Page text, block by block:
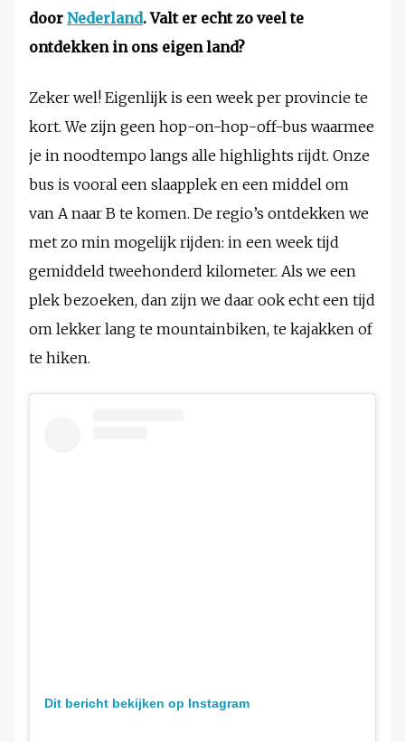
door Nederland. Valt er echt zo veel te
ontdekken in ons eigen land?
Zeker wel! Eigenlijk is een week per provincie te
kort. We zijn geen hop-on-hop-off-bus waarmee
je in noodtempo langs alle highlights rijdt. Onze
bus is vooral een slaapplek en een middel om
van A naar B te komen. De regio’s ontdekken we
met zo min mogelijk rijden: in een week tijd
gemiddeld tweehonderd kilometer. Als we een
plek bezoeken, dan zijn we daar ook echt een tijd
om lekker lang te mountainbiken, te kajakken of
te hiken.
Dit bericht bekijken op Instagram